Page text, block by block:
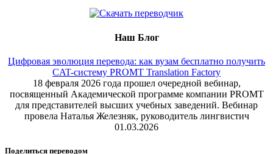
Наш Блог
Цифровая эволюция перевода: как вузам бесплатно получить
CAT-систему PROMT Translation Factory
18 февраля 2026 года прошел очередной вебинар,
посвященный Академической программе компании PROMT
для представителей высших учебных заведений. Вебинар
провела Наталья Железняк, руководитель лингвистич
01.03.2026
Поделиться переводом